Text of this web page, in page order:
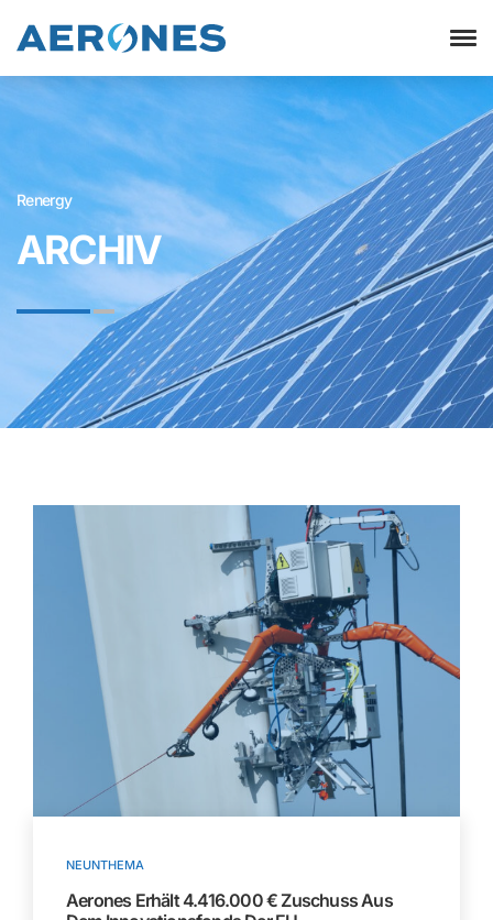
Renergy
ARCHIV
NEUNTHEMA
Aerones Erhält 4.416.000 € Zuschuss Aus